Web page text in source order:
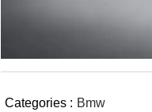
Categories : Bmw